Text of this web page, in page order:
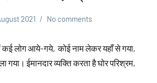
2021 No comments
कई लोग आये-गये, कोई नाम लेकर यहाँ से गया,
गया। ईमानदार व्यक्ति करता है घोर परिश्रम,